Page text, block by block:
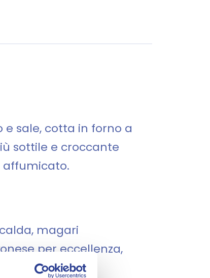
sale, cotta in forno a
sottile e croccante
affumicato.
magari
per eccellenza,